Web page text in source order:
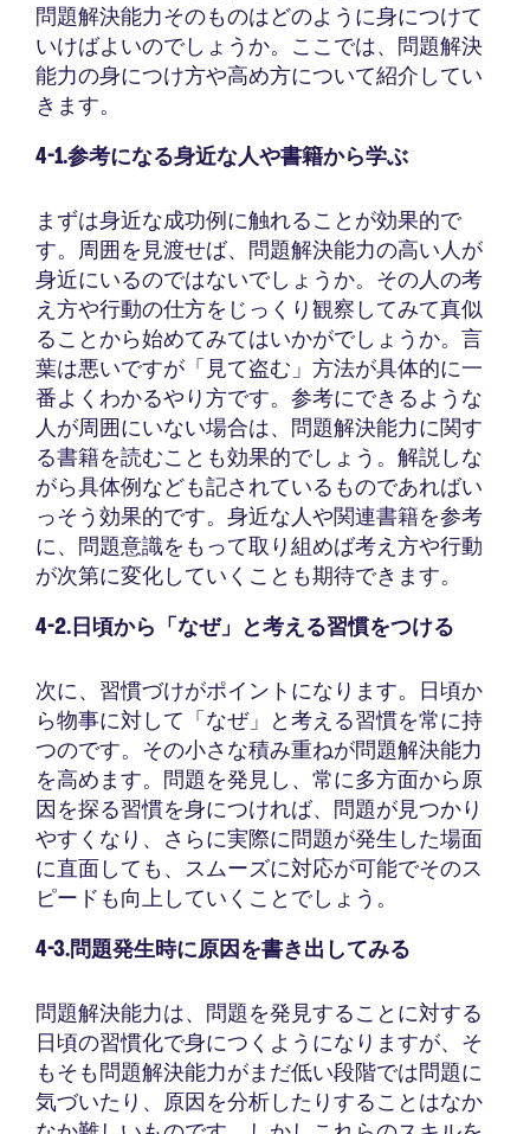
問題解決能力そのものはどのように身につけて
いけばよいのでしょうか。ここでは、問題解決
能力の身につけ方や高め方について紹介してい
きます。
4-1.参考になる身近な人や書籍から学ぶ
まずは身近な成功例に触れることが効果的で
す。周囲を見渡せば、問題解決能力の高い人が
身近にいるのではないでしょうか。その人の考
え方や行動の仕方をじっくり観察してみて真似
ることから始めてみてはいかがでしょうか。言
葉は悪いですが「見て盗む」方法が具体的に一
番よくわかるやり方です。参考にできるような
人が周囲にいない場合は、問題解決能力に関す
る書籍を読むことも効果的でしょう。解説しな
がら具体例なども記されているものであればい
っそう効果的です。身近な人や関連書籍を参考
に、問題意識をもって取り組めば考え方や行動
が次第に変化していくことも期待できます。
4-2.日頃から「なぜ」と考える習慣をつける
次に、習慣づけがポイントになります。日頃か
ら物事に対して「なぜ」と考える習慣を常に持
つのです。その小さな積み重ねが問題解決能力
を高めます。問題を発見し、常に多方面から原
因を探る習慣を身につければ、問題が見つかり
やすくなり、さらに実際に問題が発生した場面
に直面しても、スムーズに対応が可能でそのス
ピードも向上していくことでしょう。
4-3.問題発生時に原因を書き出してみる
問題解決能力は、問題を発見することに対する
日頃の習慣化で身につくようになりますが、そ
もそも問題解決能力がまだ低い段階では問題に
気づいたり、原因を分析したりすることはなか